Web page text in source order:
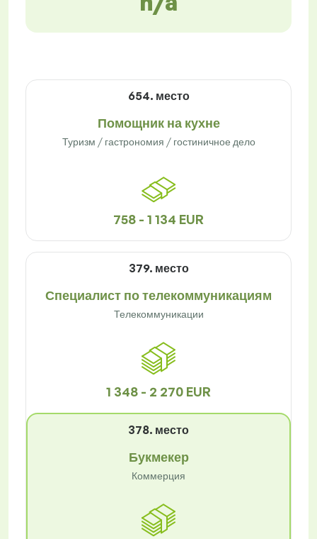
654. место
Помощник на кухне
Туризм / гастрономия / гостиничное дело
758 - 1 134 EUR
379. место
Специалист по телекоммуникациям
Телекоммуникации
1 348 - 2 270 EUR
378. место
Букмекер
Коммерция